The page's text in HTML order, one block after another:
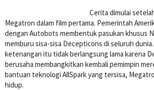
Cerita dimulai
Megatron dalam film pertama. Pemerintah
dengan Autobots membentuk pasukan khusus
memburu sisa-sisa Decepticons di seluruh
ketenangan itu tidak berlangsung lama karena
berusaha membangkitkan kembali pemimpin
bantuan teknologi AllSpark yang tersisa,
hidup.